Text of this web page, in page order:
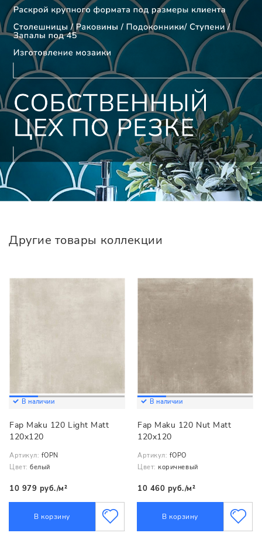
Другие товары коллекции
В наличии
Fap Maku 120 Light Matt
120x120
Артикул: fOPN
Цвет: белый
10 979 руб./м²
В корзину
В наличии
Fap Maku 120 Nut Matt
120x120
Артикул: fOPO
Цвет: коричневый
10 460 руб./м²
В корзину